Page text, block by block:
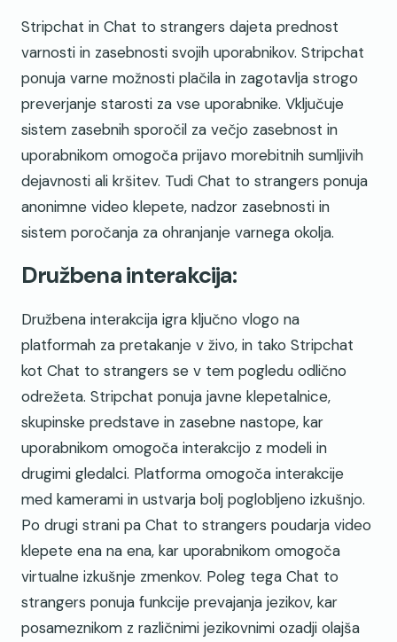
Stripchat in Chat to strangers dajeta prednost
varnosti in zasebnosti svojih uporabnikov. Stripchat
ponuja varne možnosti plačila in zagotavlja strogo
preverjanje starosti za vse uporabnike. Vključuje
sistem zasebnih sporočil za večjo zasebnost in
uporabnikom omogoča prijavo morebitnih sumljivih
dejavnosti ali kršitev. Tudi Chat to strangers ponuja
anonimne video klepete, nadzor zasebnosti in
sistem poročanja za ohranjanje varnega okolja.
Družbena interakcija:
Družbena interakcija igra ključno vlogo na
platformah za pretakanje v živo, in tako Stripchat
kot Chat to strangers se v tem pogledu odlično
odrežeta. Stripchat ponuja javne klepetalnice,
skupinske predstave in zasebne nastope, kar
uporabnikom omogoča interakcijo z modeli in
drugimi gledalci. Platforma omogoča interakcije
med kamerami in ustvarja bolj poglobljeno izkušnjo.
Po drugi strani pa Chat to strangers poudarja video
klepete ena na ena, kar uporabnikom omogoča
virtualne izkušnje zmenkov. Poleg tega Chat to
strangers ponuja funkcije prevajanja jezikov, kar
posameznikom z različnimi jezikovnimi ozadji olajša